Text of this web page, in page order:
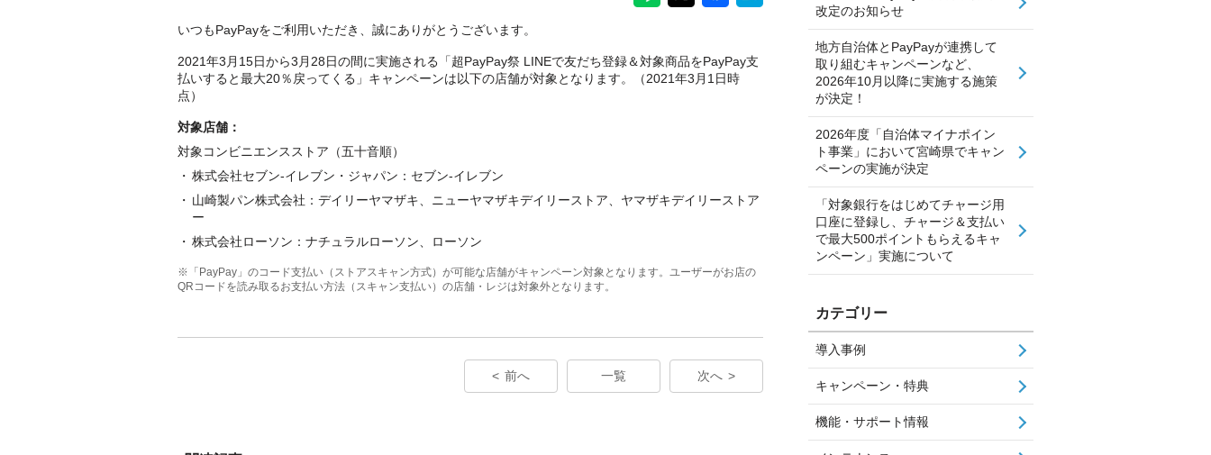
いつもPayPayをご利用いただき、誠にありがとうございます。
2021年3月15日から3月28日の間に実施される「超PayPay祭 LINEで友だち登録＆対象商品をPayPay支
払いすると最大20％戻ってくる」キャンペーンは以下の店舗が対象となります。（2021年3月1日時
点）
対象店舗：
対象コンビニエンスストア（五十音順）
株式会社セブン-イレブン・ジャパン：セブン-イレブン
山崎製パン株式会社：デイリーヤマザキ、ニューヤマザキデイリーストア、ヤマザキデイリーストア
ー
株式会社ローソン：ナチュラルローソン、ローソン
※「PayPay」のコード支払い（ストアスキャン方式）が可能な店舗がキャンペーン対象となります。ユーザーがお店の
QRコードを読み取るお支払い方法（スキャン支払い）の店舗・レジは対象外となります。
前へ 一覧 次へ
改定のお知らせ
地方自治体とPayPayが連携して
取り組むキャンペーンなど、
2026年10月以降に実施する施策
が決定！
2026年度「自治体マイナポイン
ト事業」において宮崎県でキャン
ペーンの実施が決定
「対象銀行をはじめてチャージ用
口座に登録し、チャージ＆支払い
で最大500ポイントもらえるキャ
ンペーン」実施について
カテゴリー
導入事例
キャンペーン・特典
機能・サポート情報